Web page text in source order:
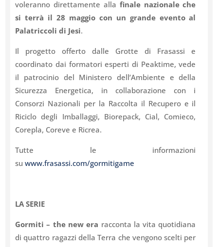
voleranno direttamente alla finale nazionale che
si terrà il 28 maggio con un grande evento al
Palatriccoli di Jesi.
Il progetto offerto dalle Grotte di Frasassi e
coordinato dai formatori esperti di Peaktime, vede
il patrocinio del Ministero dell’Ambiente e della
Sicurezza Energetica, in collaborazione con i
Consorzi Nazionali per la Raccolta il Recupero e il
Riciclo degli Imballaggi, Biorepack, Cial, Comieco,
Corepla, Coreve e Ricrea.
Tutte le informazioni
suwww.frasassi.com/gormitigame
LA SERIE
Gormiti – the new era racconta la vita quotidiana
di quattro ragazzi della Terra che vengono scelti per